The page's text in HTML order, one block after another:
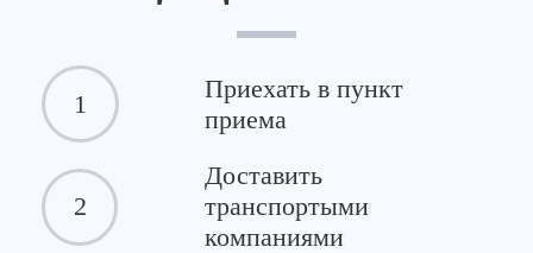
1
Приехать в пункт
приема
2
Доставить
транспортыми
компаниями